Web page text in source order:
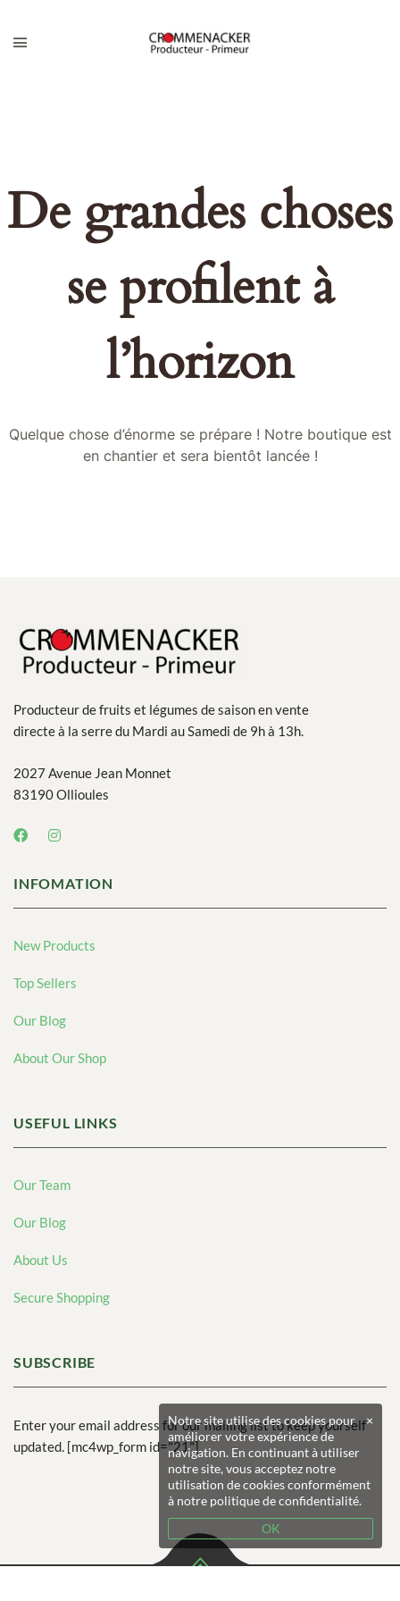
De grandes choses
se profilent à
l’horizon
Quelque chose d’énorme se prépare ! Notre boutique est
en chantier et sera bientôt lancée !
Producteur de fruits et légumes de saison en vente
directe à la serre du Mardi au Samedi de 9h à 13h.
2027 Avenue Jean Monnet
83190 Ollioules
INFOMATION
New Products
Top Sellers
Our Blog
About Our Shop
USEFUL LINKS
Our Team
Our Blog
About Us
Secure Shopping
SUBSCRIBE
Enter your email address for our mailing list to keep yourself
updated. [mc4wp_form id="21"]
×
Notre site utilise des cookies pour
améliorer votre expérience de
navigation. En continuant à utiliser
notre site, vous acceptez notre
utilisation de cookies conformément
à notre politique de confidentialité.
OK